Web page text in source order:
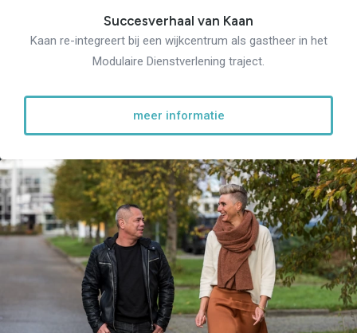
Succesverhaal van Kaan
Kaan re-integreert bij een wijkcentrum als gastheer in het
Modulaire Dienstverlening traject.
meer informatie